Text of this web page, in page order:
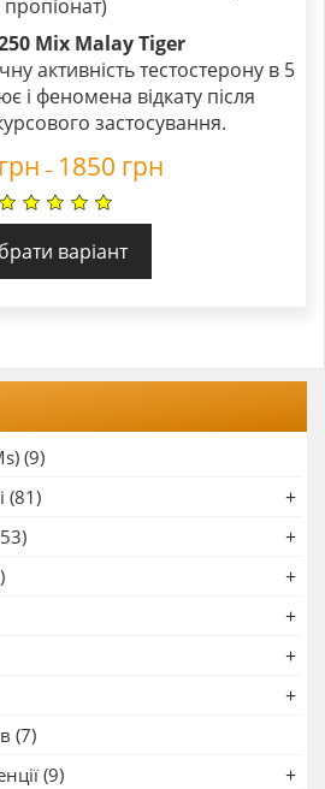
пропіонат)
Mix Malay Tiger
активність тестостерону в 5
і феномена відкату після
застосування.
грн – 1850 грн
варіант
(9)
(81)
(7)
(9)